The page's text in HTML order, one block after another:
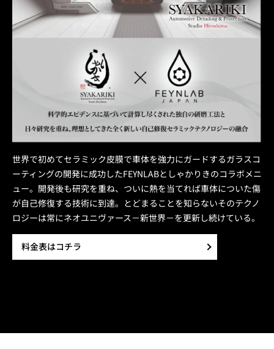
世界で初めてセラミック皮膜で車体を強力にガードするガラスコ
ーティングの開発に成功したFEYNLABとしゃかりきのコラボメニ
ュー。開発後も研究を重ね、ついに熱を当てれば車体についた傷
が自己修復する技術に到達。とどまることを知らないそのテクノ
ロジーは常にネオユニヴァース－新世界－を更新し続けている。
料金表はコチラ